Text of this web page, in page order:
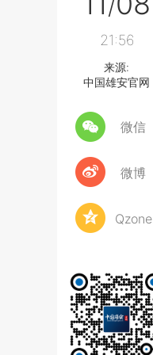
/
21:56
来源:
中国雄安官网
微信
微博
Qzone